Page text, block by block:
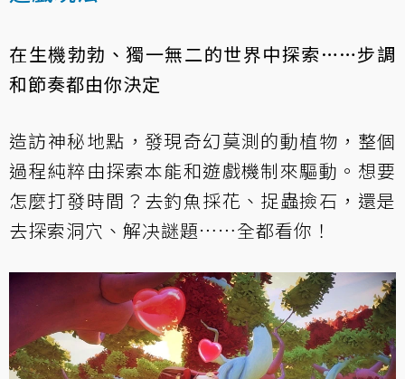
在生機勃勃、獨一無二的世界中探索……步調
和節奏都由你決定
造訪神秘地點，發現奇幻莫測的動植物，整個
過程純粹由探索本能和遊戲機制來驅動。想要
怎麼打發時間？去釣魚採花、捉蟲撿石，還是
去探索洞穴、解决謎題……全都看你！